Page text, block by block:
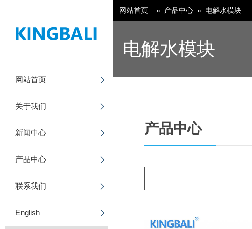
网站首页
关于我们
公司简介
发展历程
新闻中心
新闻中心
产品中心
CCS集成母排
功能材料
联系我们
English
English
网站首页 » 产品中心 » 电解水模块
电解水模块
产品中心